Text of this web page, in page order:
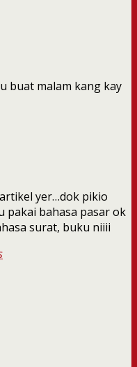
buat malam kang kay
yer…dok pikio
pakai bahasa pasar ok
surat, buku niiii